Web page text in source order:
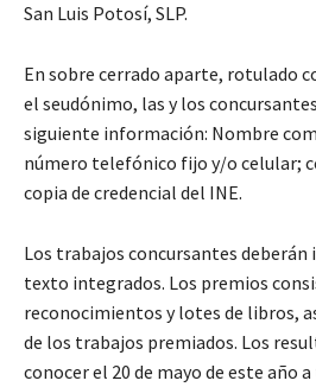
San Luis Potosí, SLP.
En sobre cerrado aparte, rotulado
el seudónimo, las y los
siguiente información: Nombre
número telefónico fijo y/o celular;
copia de credencial del INE.
Los trabajos concursantes
texto integrados. Los premios
reconocimientos y lotes de libros,
de los trabajos premiados. Los
conocer el 20 de mayo de este año